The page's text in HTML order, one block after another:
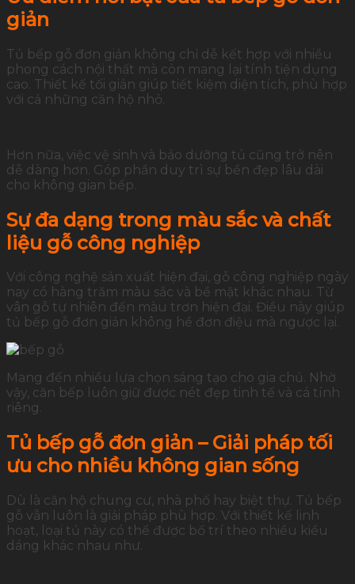
giản
Tủ bếp gỗ đơn giản không chỉ dễ kết hợp với nhiều
phong cách nội thất mà còn mang lại tính tiện dụng
cao. Thiết kế tối giản giúp tiết kiệm diện tích, phù hợp
với cả những căn hộ nhỏ.
Hơn nữa, việc vệ sinh và bảo dưỡng tủ cũng trở nên
dễ dàng hơn. Góp phần duy trì sự bền đẹp lâu dài
cho không gian bếp.
Sự đa dạng trong màu sắc và chất
liệu gỗ công nghiệp
Với công nghệ sản xuất hiện đại, gỗ công nghiệp ngày
nay có hàng trăm màu sắc và bề mặt khác nhau. Từ
vân gỗ tự nhiên đến màu trơn hiện đại. Điều này giúp
tủ bếp gỗ đơn giản không hề đơn điệu mà ngược lại.
Mang đến nhiều lựa chọn sáng tạo cho gia chủ. Nhờ
vậy, căn bếp luôn giữ được nét đẹp tinh tế và cá tính
riêng.
Tủ bếp gỗ đơn giản – Giải pháp tối
ưu cho nhiều không gian sống
Dù là căn hộ chung cư, nhà phố hay biệt thự. Tủ bếp
gỗ vẫn luôn là giải pháp phù hợp. Với thiết kế linh
hoạt, loại tủ này có thể được bố trí theo nhiều kiểu
dáng khác nhau như.